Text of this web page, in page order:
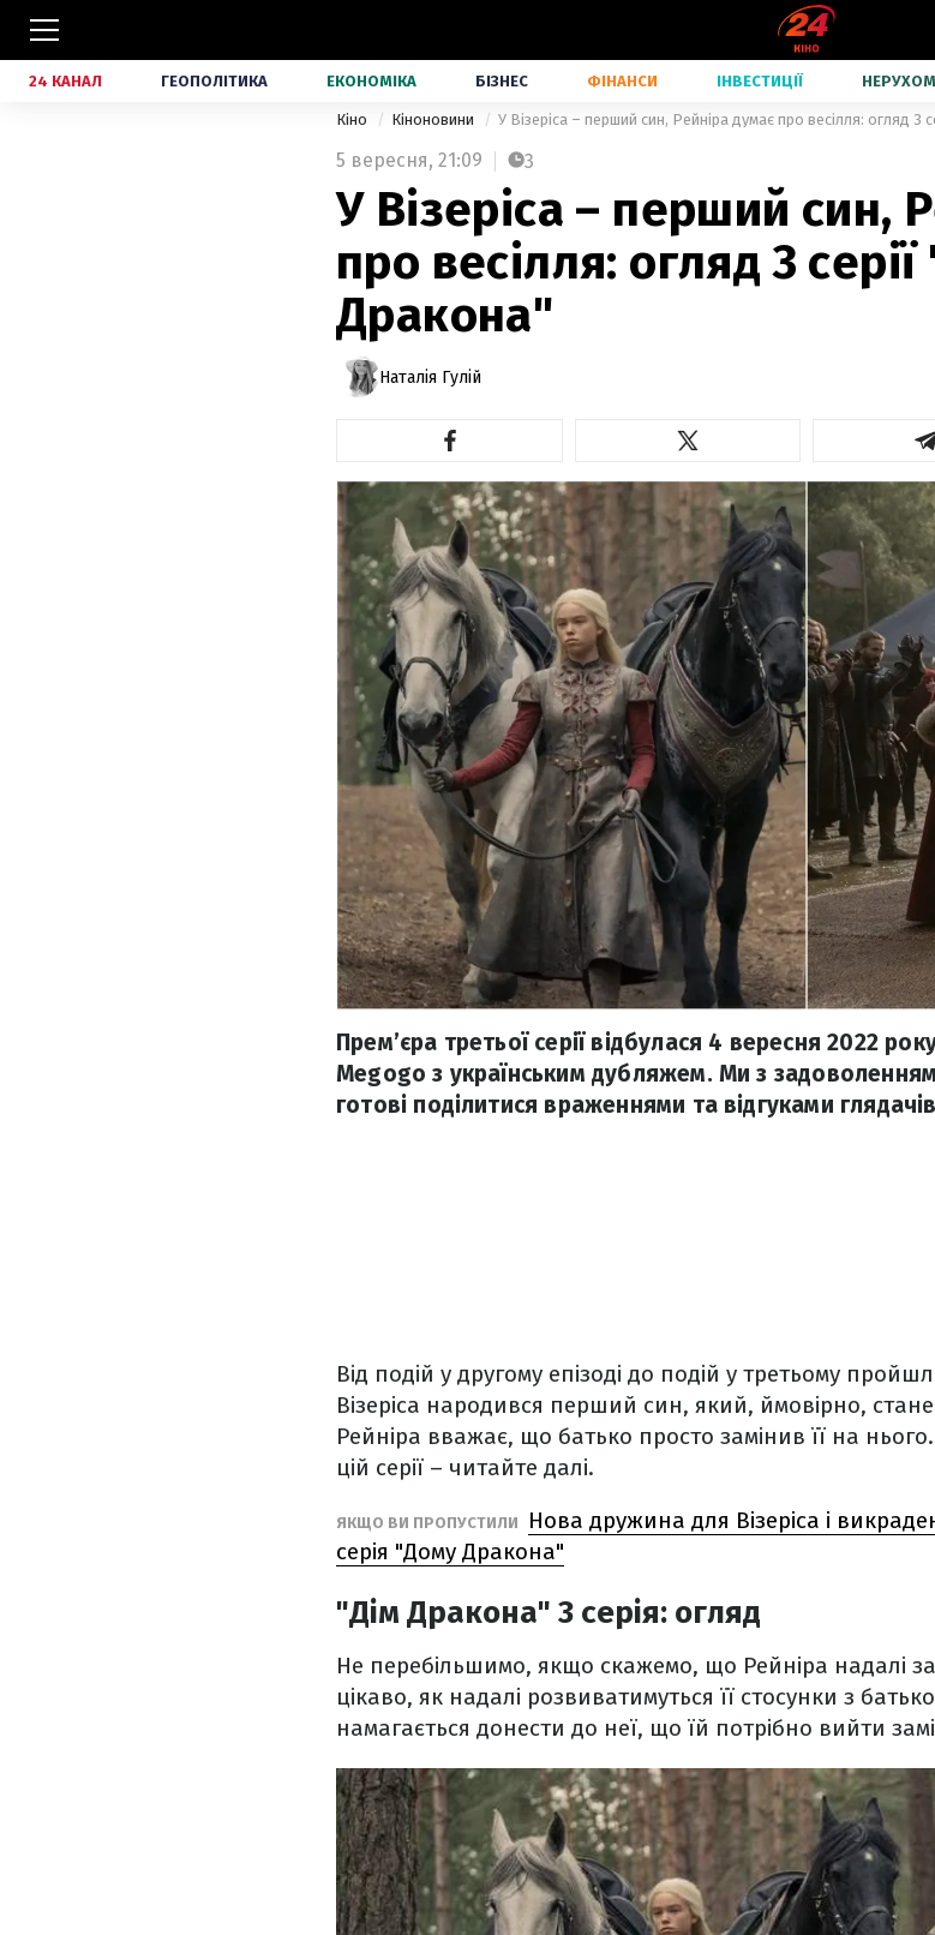
24 КАНАЛ ГЕОПОЛІТИКА ЕКОНОМІКА БІЗНЕС ФІНАНСИ ІНВЕСТИЦІЇ
Кіно Кіноновини У Візеріса – перший син, Рейніра думає про весілля: огляд 3
5 вересня, 21:09 3
У Візеріса – перший син,
про весілля: огляд 3
Дракона"
Наталія Гулій
Прем’єра третьої серії відбулася 4 вересня 2022
Megogo з українським дубляжем. Ми з
готові поділитися враженнями та відгуками
Від подій у другому епізоді до подій у третьому
Візеріса народився перший син, який, ймовірно,
Рейніра вважає, що батько просто замінив її на
цій серії – читайте далі.
ЯКЩО ВИ ПРОПУСТИЛИ
Нова дружина для Візеріса і
серія "Дому Дракона"
"Дім Дракона" 3 серія: огляд
Не перебільшимо, якщо скажемо, що Рейніра надалі
цікаво, як надалі розвиватимуться її стосунки з
намагається донести до неї, що їй потрібно вийти